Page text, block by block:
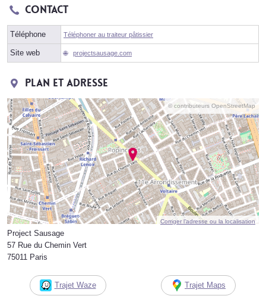
Contact
Téléphone Téléphoner au traiteur pâtissier
Site web projectsausage.com
Plan et adresse
© contributeurs OpenStreetMap
Corriger l’adresse ou la localisation
Project Sausage
57 Rue du Chemin Vert
75011 Paris
Trajet Waze Trajet Maps